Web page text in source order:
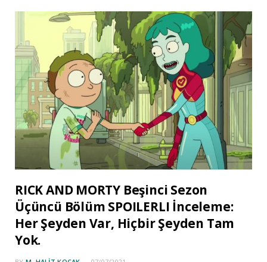
RICK AND MORTY Beşinci Sezon
Üçüncü Bölüm SPOILERLI İnceleme:
Her Şeyden Var, Hiçbir Şeyden Tam
Yok.